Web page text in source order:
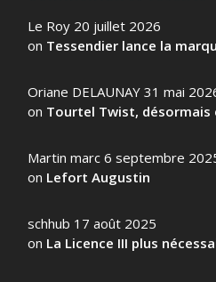
Le Roy 20 juillet 2026
on Tessendier lance la
Oriane DELAUNAY 31 mai
on Tourtel Twist, désormais
Martin marc 6 septembre
on Lefort Augustin
schhub 17 août 2025
on La Licence III plus